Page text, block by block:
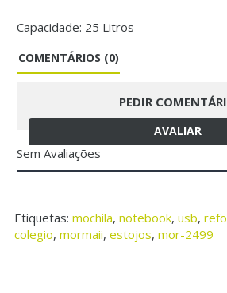
Capacidade: 25 Litros
COMENTÁRIOS (0)
PEDIR
AVALIAR
Sem Avaliações
Etiquetas: mochila, notebook, usb,
colegio, mormaii, estojos, mor-2499